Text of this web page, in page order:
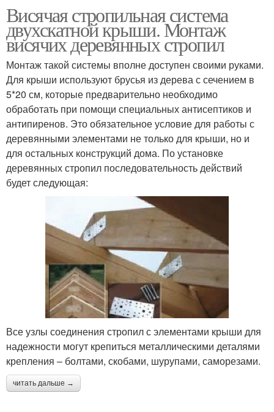
Висячая стропильная система
двухскатной крыши. Монтаж
висячих деревянных стропил
Монтаж такой системы вполне доступен своими руками.
Для крыши используют брусья из дерева с сечением в
5*20 см, которые предварительно необходимо
обработать при помощи специальных антисептиков и
антипиренов. Это обязательное условие для работы с
деревянными элементами не только для крыши, но и
для остальных конструкций дома. По установке
деревянных стропил последовательность действий
будет следующая:
Все узлы соединения стропил с элементами крыши для
надежности могут крепиться металлическими деталями
крепления – болтами, скобами, шурупами, саморезами.
читать дальше →